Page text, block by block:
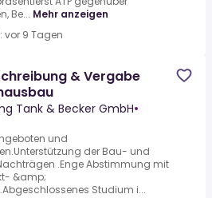
Be... Mehr anzeigen
vor 9 Tagen
& Vergabe
Tank & Becker GmbH•
und
der Bau- und
.Enge Abstimmung mit
&amp;
Studium i...